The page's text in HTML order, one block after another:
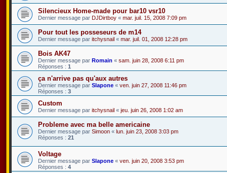
Silencieux Home-made pour bar10 vsr10
Dernier message par DJDirtboy « mar. juil. 15, 2008 7:09 pm
Pour tout les posseseurs de m14
Dernier message par itchysnail « mar. juil. 01, 2008 12:28 pm
Bois AK47
Dernier message par Romain « sam. juin 28, 2008 6:11 pm
Réponses : 1
ça n'arrive pas qu'aux autres
Dernier message par Slapone « ven. juin 27, 2008 11:46 pm
Réponses : 3
Custom
Dernier message par itchysnail « jeu. juin 26, 2008 1:02 am
Probleme avec ma belle americaine
Dernier message par Simoon « lun. juin 23, 2008 3:03 pm
Réponses : 21
Voltage
Dernier message par Slapone « ven. juin 20, 2008 3:53 pm
Réponses : 4